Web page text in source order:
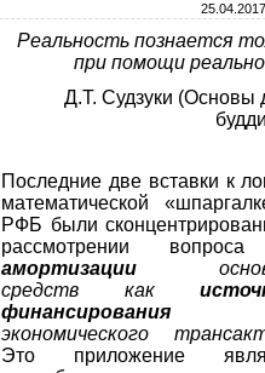
Реальность познается
при помощи
Д.Т. Судзуки (Основы
Последние две вставки к
математической
РФБ были
рассмотрении
амортизации
средств как
финансирования
экономического
Это приложение